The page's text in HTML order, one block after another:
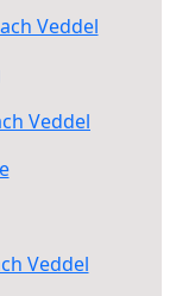
Veddel
Veddel
Veddel